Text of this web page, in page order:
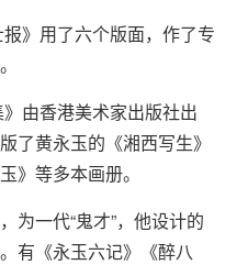
》用了六个版面，作了专
由香港美术家出版社出
了黄永玉的《湘西写生》
》等多本画册。
为一代“鬼才”，他设计的
有《永玉六记》《醉八